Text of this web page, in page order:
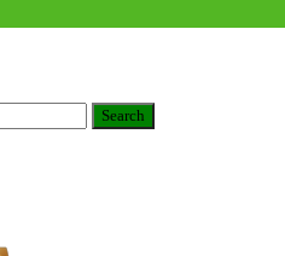
Search